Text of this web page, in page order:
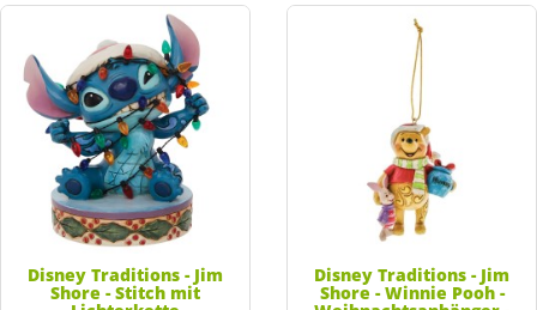
Disney Traditions - Jim
Shore - Stitch mit
Disney Traditions - Jim
Shore - Winnie Pooh -